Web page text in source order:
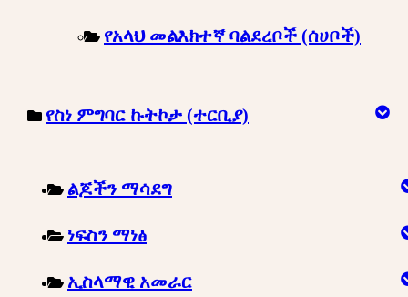
የአላህ መልእክተኛ ባልደረቦች (ሰሀቦች)
የስነ ምግባር ኩትኮታ (ተርቢያ)
ልጆችን ማሳደግ
ነፍስን ማነፅ
ኢስላማዊ አመራር